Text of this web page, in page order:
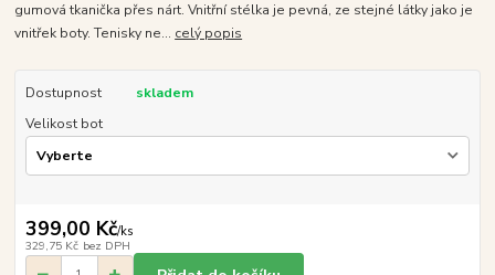
gumová tkanička přes nárt. Vnitřní stélka je pevná, ze stejné látky jako je
vnitřek boty. Tenisky ne... celý popis
Dostupnost
skladem
Velikost bot
399,00 Kč/ks
329,75 Kč bez DPH